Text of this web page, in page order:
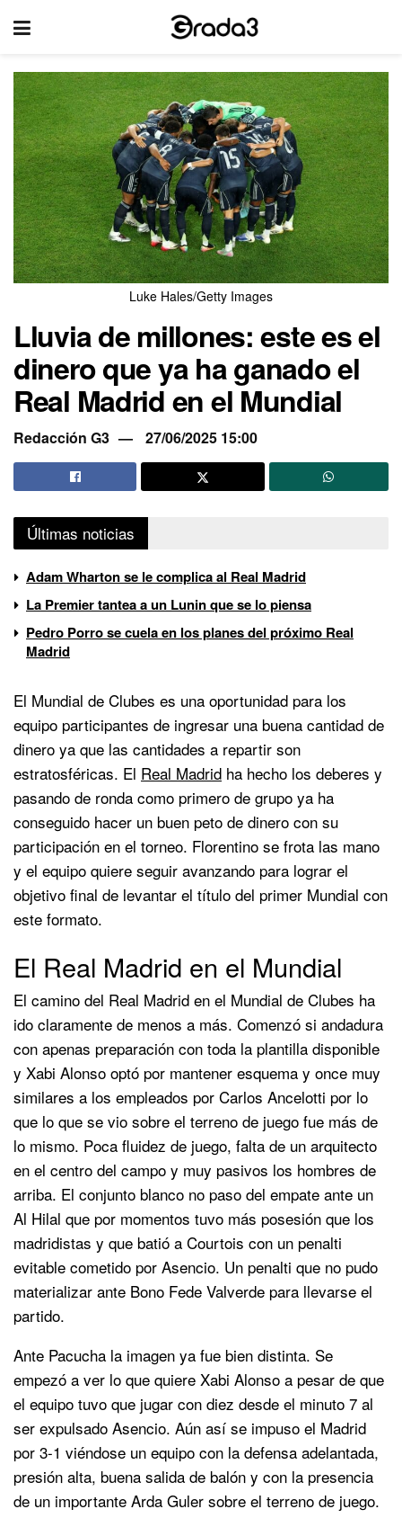
Luke Hales/Getty Images
Lluvia de millones: este es el
dinero que ya ha ganado el
Real Madrid en el Mundial
Redacción G3 27/06/2025 15:00
Últimas noticias
Adam Wharton se le complica al Real Madrid
La Premier tantea a un Lunin que se lo piensa
Pedro Porro se cuela en los planes del próximo Real
Madrid
El Mundial de Clubes es una oportunidad para los
equipo participantes de ingresar una buena cantidad de
dinero ya que las cantidades a repartir son
estratosféricas. El Real Madrid ha hecho los deberes y
pasando de ronda como primero de grupo ya ha
conseguido hacer un buen peto de dinero con su
participación en el torneo. Florentino se frota las mano
y el equipo quiere seguir avanzando para lograr el
objetivo final de levantar el título del primer Mundial con
este formato.
El Real Madrid en el Mundial
El camino del Real Madrid en el Mundial de Clubes ha
ido claramente de menos a más. Comenzó si andadura
con apenas preparación con toda la plantilla disponible
y Xabi Alonso optó por mantener esquema y once muy
similares a los empleados por Carlos Ancelotti por lo
que lo que se vio sobre el terreno de juego fue más de
lo mismo. Poca fluidez de juego, falta de un arquitecto
en el centro del campo y muy pasivos los hombres de
arriba. El conjunto blanco no paso del empate ante un
Al Hilal que por momentos tuvo más posesión que los
madridistas y que batió a Courtois con un penalti
evitable cometido por Asencio. Un penalti que no pudo
materializar ante Bono Fede Valverde para llevarse el
partido.
Ante Pacucha la imagen ya fue bien distinta. Se
empezó a ver lo que quiere Xabi Alonso a pesar de que
el equipo tuvo que jugar con diez desde el minuto 7 al
ser expulsado Asencio. Aún así se impuso el Madrid
por 3-1 viéndose un equipo con la defensa adelantada,
presión alta, buena salida de balón y con la presencia
de un importante Arda Guler sobre el terreno de juego.